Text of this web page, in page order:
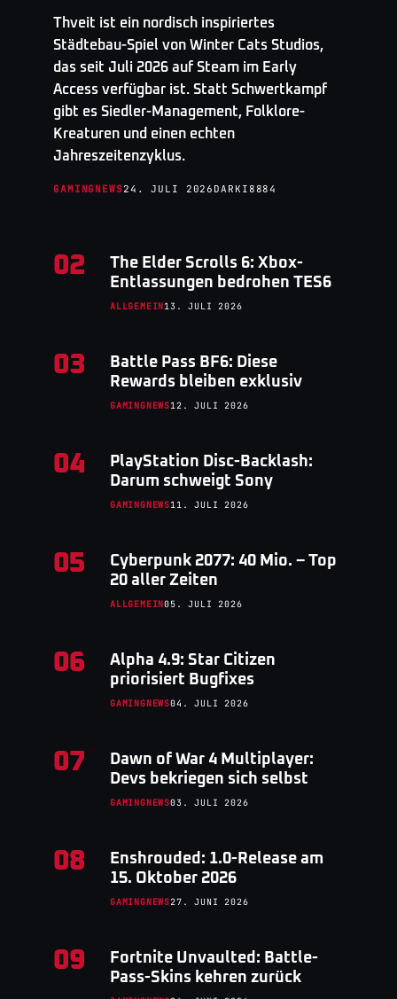
Thveit ist ein nordisch inspiriertes
Städtebau-Spiel von Winter Cats Studios,
das seit Juli 2026 auf Steam im Early
Access verfügbar ist. Statt Schwertkampf
gibt es Siedler-Management, Folklore-
Kreaturen und einen echten
Jahreszeitenzyklus.
GAMINGNEWS24. JULI 2026 DARKI8884
02
The Elder Scrolls 6: Xbox-
Entlassungen bedrohen TES6
ALLGEMEIN13. JULI 2026
03
Battle Pass BF6: Diese
Rewards bleiben exklusiv
GAMINGNEWS12. JULI 2026
04
PlayStation Disc-Backlash:
Darum schweigt Sony
GAMINGNEWS11. JULI 2026
05
Cyberpunk 2077: 40 Mio. – Top
20 aller Zeiten
ALLGEMEIN05. JULI 2026
06
Alpha 4.9: Star Citizen
priorisiert Bugfixes
GAMINGNEWS04. JULI 2026
07
Dawn of War 4 Multiplayer:
Devs bekriegen sich selbst
GAMINGNEWS03. JULI 2026
08
Enshrouded: 1.0-Release am
15. Oktober 2026
GAMINGNEWS27. JUNI 2026
09
Fortnite Unvaulted: Battle-
Pass-Skins kehren zurück